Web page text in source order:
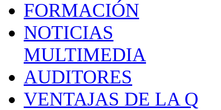
FORMACIÓN
NOTICIAS
MULTIMEDIA
AUDITORES
VENTAJAS DE LA Q